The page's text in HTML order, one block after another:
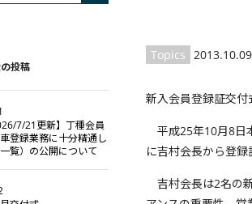
Topics
新入会員登録証交
平成25年10月8日
に吉村会長から登録
吉村会長は2名の
投稿
7/21更新】丁種会員
登録業務に十分精通し
覧）の公開について